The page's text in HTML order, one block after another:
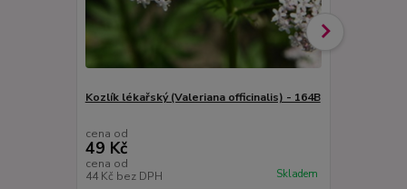
Kozlík lékařský (Valeriana officinalis) - 164B
cena od
49 Kč
cena od
44 Kč bez DPH Skladem